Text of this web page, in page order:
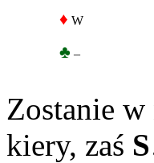
♦ W
♣ –
Zostanie
kiery, zaś S